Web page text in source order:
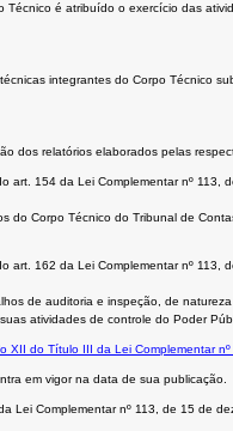
Técnico é atribuído o exercício das
integrantes do Corpo Técnico
dos relatórios elaborados pelas
art. 154 da Lei Complementar nº 113,
do Corpo Técnico do Tribunal de
art. 162 da Lei Complementar nº 113,
de auditoria e inspeção, de
atividades de controle do Poder
XII do Título III da Lei Complementar nº
em vigor na data de sua publicação.
Lei Complementar nº 113, de 15 de